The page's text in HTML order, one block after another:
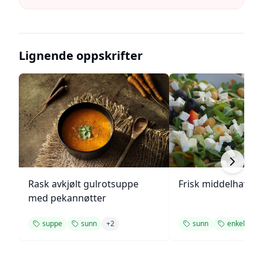
Lignende oppskrifter
Rask avkjølt gulrotsuppe
med pekannøtter
suppe sunn +2
Frisk middelhavs
sunn enkel